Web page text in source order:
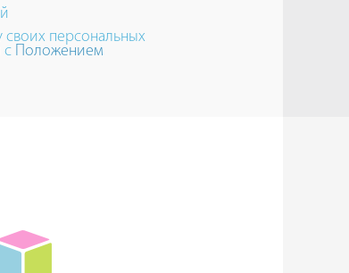
своих персональных
с Положением